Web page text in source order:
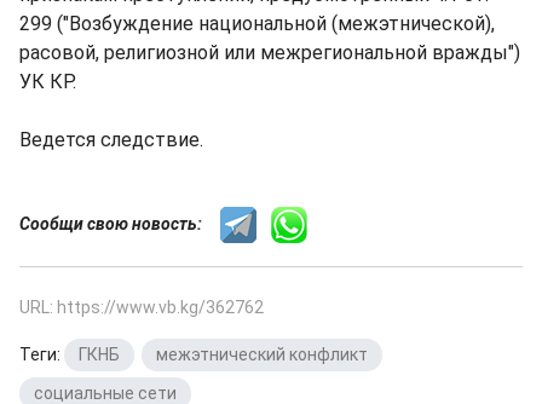
299 ("Возбуждение национальной (межэтнической),
расовой, религиозной или межрегиональной вражды")
УК КР.
Ведется следствие.
Сообщи свою новость:
URL: https://www.vb.kg/362762
Теги: ГКНБ межэтнический конфликт
социальные сети